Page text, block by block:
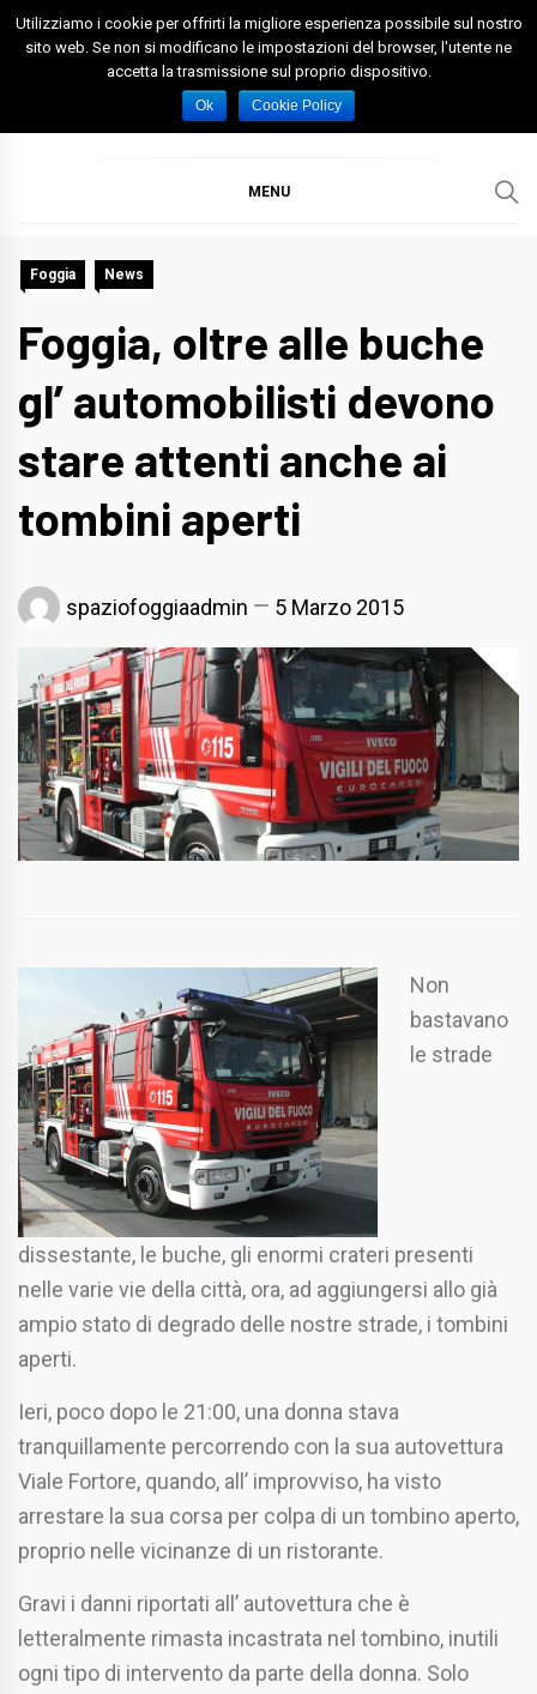
Skip
Spazio Foggia
Foggia News Calcio Eventi e Attività nella Capitanata
MENU
Foggia News
Foggia, oltre alle buche
gl’ automobilisti devono
stare attenti anche ai
tombini aperti
spaziofoggiaadmin 5 Marzo 2015
Non
bastavano
le strade
dissestante, le buche, gli enormi crateri presenti
nelle varie vie della città, ora, ad aggiungersi allo già
ampio stato di degrado delle nostre strade, i tombini
aperti.
Ieri, poco dopo le 21:00, una donna stava
tranquillamente percorrendo con la sua autovettura
Viale Fortore, quando, all’ improvviso, ha visto
arrestare la sua corsa per colpa di un tombino aperto,
proprio nelle vicinanze di un ristorante.
Gravi i danni riportati all’ autovettura che è
letteralmente rimasta incastrata nel tombino, inutili
ogni tipo di intervento da parte della donna. Solo
Utilizziamo i cookie per offrirti la migliore esperienza possibile sul nostro
sito web. Se non si modificano le impostazioni del browser, l'utente ne
accetta la trasmissione sul proprio dispositivo.
Ok Cookie Policy